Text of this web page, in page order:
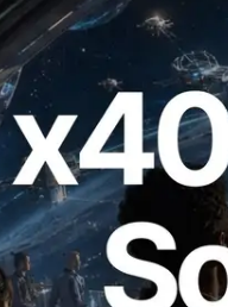
Solana RPC —
der KI-Agenten